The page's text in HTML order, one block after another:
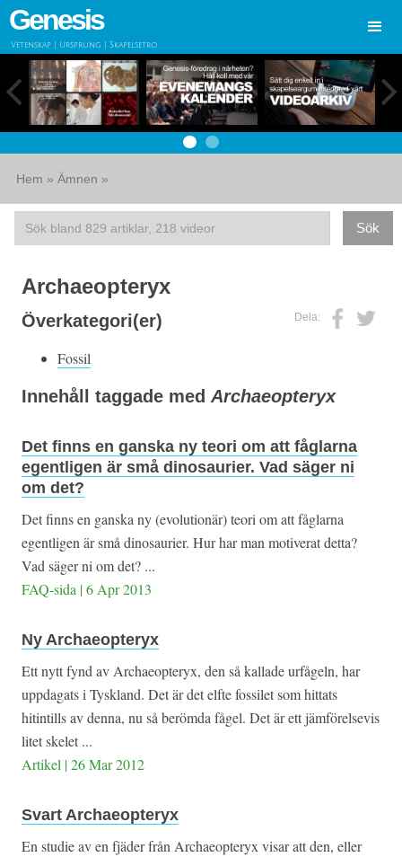
Genesis
Vetenskap | Ursprung | Skapelsetro
Hem » Ämnen »
Archaeopteryx
Dela:
Överkategori(er)
Fossil
Innehåll taggade med Archaeopteryx
Det finns en ganska ny teori om att fåglarna
egentligen är små dinosaurier. Vad säger ni
om det?
Det finns en ganska ny (evolutionär) teori om att fåglarna
egentligen är små dinosaurier. Hur har man motiverat detta?
Vad säger ni om det? ...
FAQ-sida | 6 Apr 2013
Ny Archaeopteryx
Ett nytt fynd av Archaeopteryx, den så kallade urfågeln, har
uppdagats i Tyskland. Det är det elfte fossilet som hittats
hitintills av denna, nu så berömda fågel. Det är ett jämförelsevis
litet skelet ...
Artikel | 26 Mar 2012
Svart Archaeopteryx
En studie av en fjäder från Archaeopteryx visar att den, eller